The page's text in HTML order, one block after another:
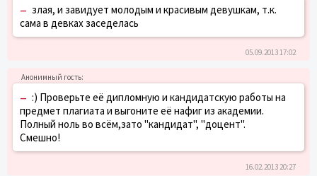
– злая, и завидует молодым и красивым девушкам, т.к.
сама в девках заседелась
05.09.2013 17:02
– :) Проверьте её дипломную и кандидатскую работы на
предмет плагиата и выгоните её нафиг из академии.
Полный ноль во всём,зато "кандидат", "доцент".
Смешно!
16.02.2013 20:27